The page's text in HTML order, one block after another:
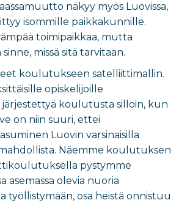
näkyy myös Luovissa,
isommille paikkakunnille.
toimipaikkaa, mutta
missä sitä tarvitaan.
koulutukseen satelliittimallin.
opiskelijoille
koulutusta silloin, kun
on niin suuri, ettei
Luovin varsinaisilla
Näemme koulutuksen
pystymme
asemassa olevia nuoria
osa heistä onnistuu